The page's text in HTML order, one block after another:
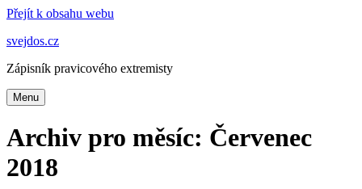
Přejít k obsahu webu
svejdos.cz
Zápisník pravicového extremisty
Menu
Archiv pro měsíc: Červenec
2018